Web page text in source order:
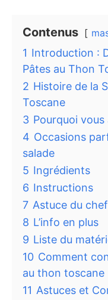
Contenus
1 Introduction :
Pâtes au Thon
2 Histoire de la
Toscane
3 Pourquoi
4 Occasions
salade
5 Ingrédients
6 Instructions
7 Astuce du chef
8 L’info en plus
9 Liste du
10 Comment
au thon toscane
11 Astuces et